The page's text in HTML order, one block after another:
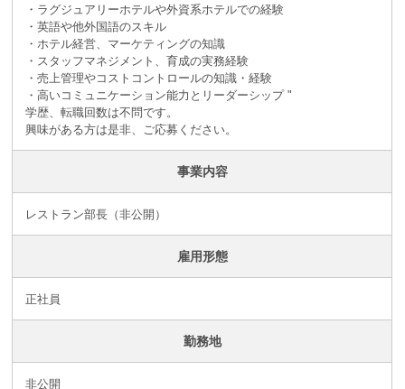
・ラグジュアリーホテルや外資系ホテルでの経験
・英語や他外国語のスキル
・ホテル経営、マーケティングの知識
・スタッフマネジメント、育成の実務経験
・売上管理やコストコントロールの知識・経験
・高いコミュニケーション能力とリーダーシップ "
学歴、転職回数は不問です。
興味がある方は是非、ご応募ください。
事業内容
レストラン部長（非公開）
雇用形態
正社員
勤務地
非公開